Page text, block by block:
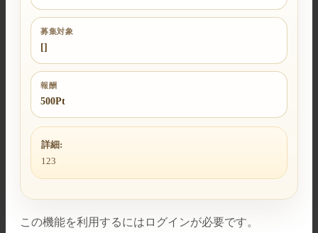
募集対象
[]
報酬
500Pt
詳細:
123
この機能を利用するにはログインが必要です。